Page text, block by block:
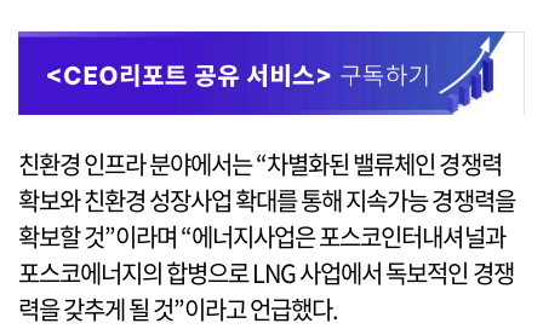
친환경 인프라 분야에서는 “차별화된 밸류체인 경쟁력
확보와 친환경 성장사업 확대를 통해 지속가능 경쟁력을
확보할 것”이라며 “에너지사업은 포스코인터내셔널과
포스코에너지의 합병으로 LNG 사업에서 독보적인 경쟁
력을 갖추게 될 것”이라고 언급했다.